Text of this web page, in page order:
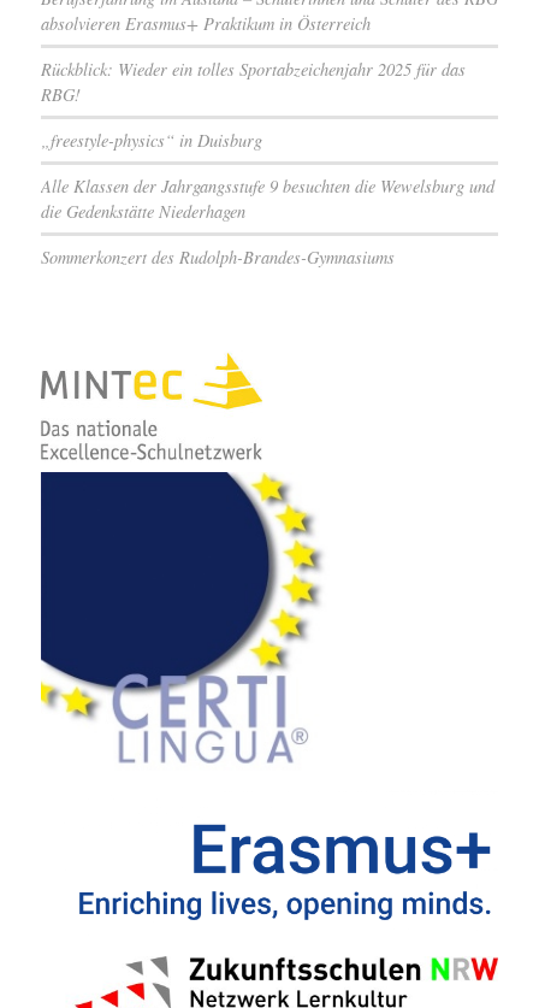
absolvieren Erasmus+ Praktikum in Österreich
Rückblick: Wieder ein tolles Sportabzeichenjahr 2025 für das
RBG!
„freestyle-physics“ in Duisburg
Alle Klassen der Jahrgangsstufe 9 besuchten die Wewelsburg und
die Gedenkstätte Niederhagen
Sommerkonzert des Rudolph-Brandes-Gymnasiums